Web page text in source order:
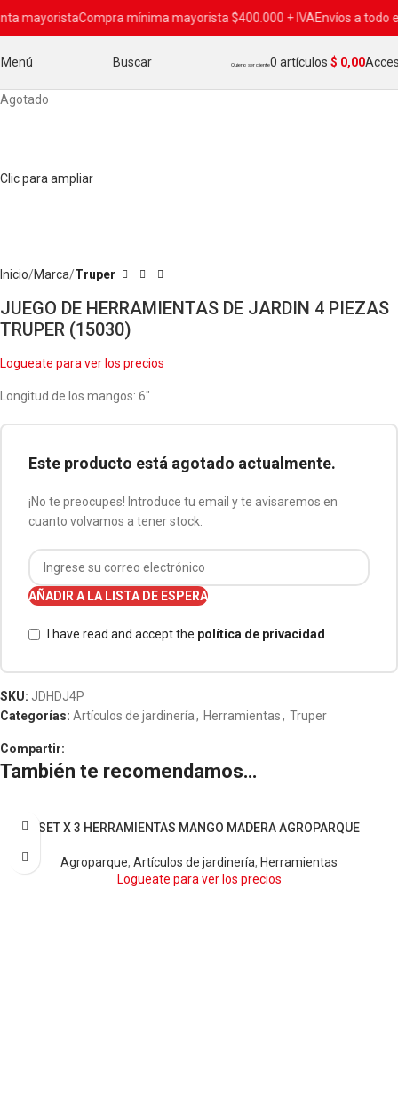
Menú Buscar Quiero ser cliente0 artículos $ 0,00
Agotado
Clic para ampliar
Inicio Marca Truper
JUEGO DE HERRAMIENTAS DE JARDIN 4 PIEZAS
TRUPER (15030)
Logueate para ver los precios
Longitud de los mangos: 6″
Este producto está agotado actualmente.
¡No te preocupes! Introduce tu email y te avisaremos en
cuanto volvamos a tener stock.
AÑADIR A LA LISTA DE ESPERA
I have read and accept the política de privacidad
SKU: JDHDJ4P
Categorías: Artículos de jardinería, Herramientas, Truper
Compartir:
También te recomendamos…
SET X 3 HERRAMIENTAS MANGO MADERA AGROPARQUE
Agroparque, Artículos de jardinería, Herramientas
Logueate para ver los precios
mayoristaCompra mínima mayorista $400.000 + IVAEnvíos a todo el